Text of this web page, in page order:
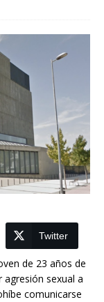
Twitter
de 23 años de
sexual a
comunicarse